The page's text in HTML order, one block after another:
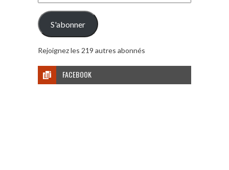
e-
mail
S'abonner
Rejoignez les 219 autres abonnés
FACEBOOK